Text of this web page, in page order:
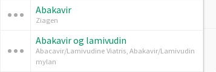
Abakavir
Ziagen
Abakavir og lamivudin
Abacavir/Lamivudine Viatris, Abakavir/Lamivudin
mylan